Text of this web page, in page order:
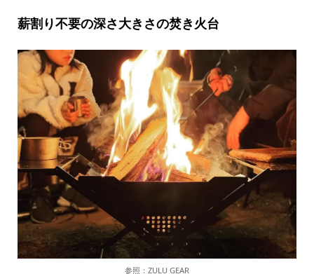
薪割り不要の深さ大きさの焚き火台
参照：ZULU GEAR